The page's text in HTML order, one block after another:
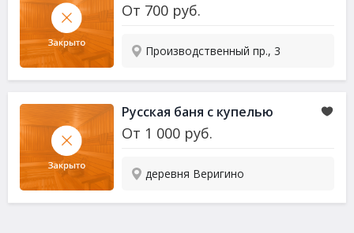
От 700 руб.
Производственный пр., 3
Русская баня с купелью
От 1 000 руб.
деревня Веригино